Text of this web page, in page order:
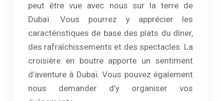
peut être vue avec nous sur la terre de
Dubaï. Vous pourrez y apprécier les
caractéristiques de base des plats du dîner,
des rafraîchissements et des spectacles. La
croisière en boutre apporte un sentiment
d’aventure à Dubaï. Vous pouvez également
nous demander d’y organiser vos